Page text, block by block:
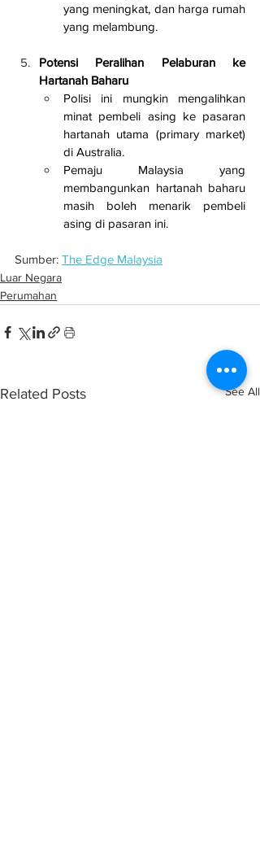
yang meningkat, dan harga rumah
yang melambung.
Potensi Peralihan Pelaburan ke
Hartanah Baharu
Polisi ini mungkin mengalihkan
minat pembeli asing ke pasaran
hartanah utama (primary market)
di Australia.
Pemaju Malaysia yang
membangunkan hartanah baharu
masih boleh menarik pembeli
asing di pasaran ini.
Sumber: The Edge Malaysia
Luar Negara
Perumahan
Related Posts See All